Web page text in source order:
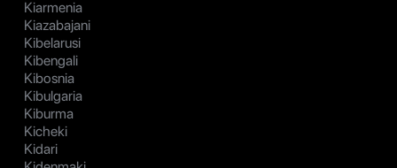
Kiarmenia
Kiazabajani
Kibelarusi
Kibengali
Kibosnia
Kibulgaria
Kiburma
Kicheki
Kidari